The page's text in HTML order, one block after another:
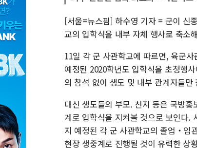
[서울=뉴스핌] 하수영 기자 = 군이
교의 입학식을 내부 자체 행사로 축소
11일 각 군 사관학교에 따르면, 육군
예정된 2020학년도 입학식을 초청행
의 참석 없이 생도 및 내부 관계자들
대신 생도들의 부모. 친지 등은 국방
계로 입학식을 지켜볼 것으로 보인다.
지 예정된 각 군 사관학교의 졸업‧임
현장 생중계로 진행될 것이 유력한 상